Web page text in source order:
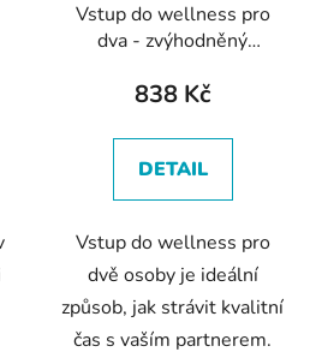
Vstup do wellness pro
dva - zvýhodněný
838 Kč
DETAIL
Vstup do wellness pro
dvě osoby je ideální
způsob, jak strávit kvalitní
čas s vaším partnerem.